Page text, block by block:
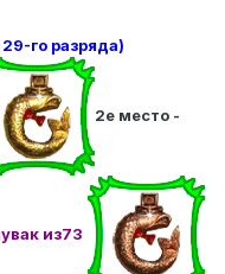
29-го разряда)
2е место -
из73